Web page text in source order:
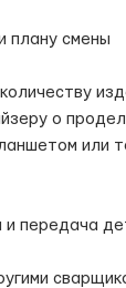
плану смены
о
или
и передача